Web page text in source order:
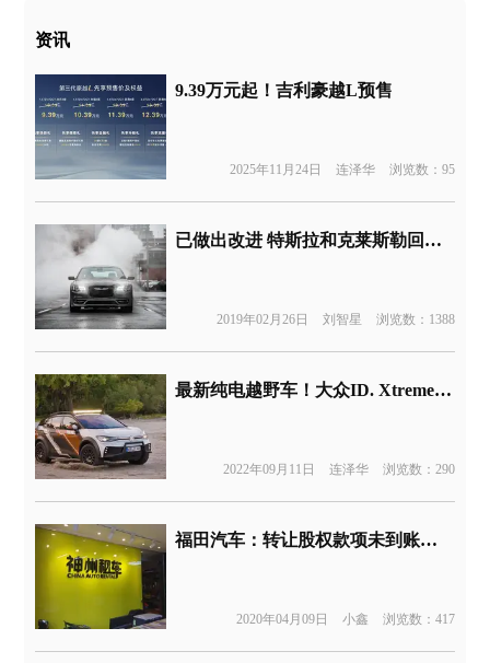
资讯
9.39万元起！吉利豪越L预售
2025年11月24日 连泽华 浏览数：95
已做出改进 特斯拉和克莱斯勒回应《消费者报告》
2019年02月26日 刘智星 浏览数：1388
最新纯电越野车！大众ID. Xtreme概念车曝光
2022年09月11日 连泽华 浏览数：290
福田汽车：转让股权款项未到账，宝沃暂以资抵债40亿元
2020年04月09日 小鑫 浏览数：417